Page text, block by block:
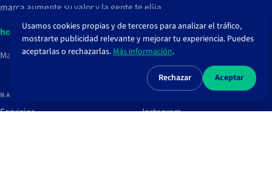
marca aumente su valor y la gente te elija.
hola@brandcrops.com
Madrid, España
NAVEGAR
Servicios
Instagram
Usamos cookies propias y de terceros para analizar el tráfico,
mostrarte publicidad relevante y mejorar tu experiencia. Puedes
aceptarlas o rechazarlas.Más información.
Rechazar Aceptar